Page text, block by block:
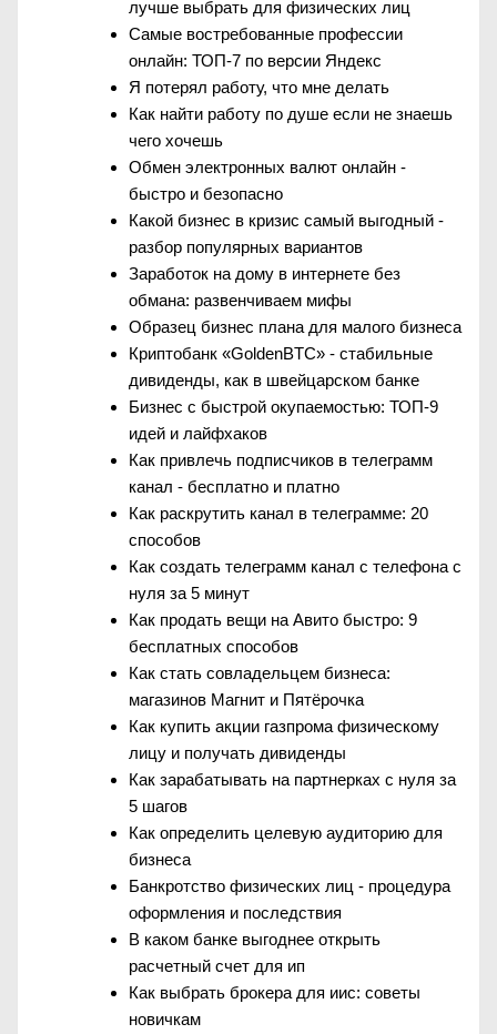
лучше выбрать для физических лиц
Самые востребованные профессии
онлайн: ТОП-7 по версии Яндекс
Я потерял работу, что мне делать
Как найти работу по душе если не знаешь
чего хочешь
Обмен электронных валют онлайн -
быстро и безопасно
Какой бизнес в кризис самый выгодный -
разбор популярных вариантов
Заработок на дому в интернете без
обмана: развенчиваем мифы
Образец бизнес плана для малого бизнеса
Криптобанк «GoldenBTC» - стабильные
дивиденды, как в швейцарском банке
Бизнес с быстрой окупаемостью: ТОП-9
идей и лайфхаков
Как привлечь подписчиков в телеграмм
канал - бесплатно и платно
Как раскрутить канал в телеграмме: 20
способов
Как создать телеграмм канал с телефона с
нуля за 5 минут
Как продать вещи на Авито быстро: 9
бесплатных способов
Как стать совладельцем бизнеса:
магазинов Магнит и Пятёрочка
Как купить акции газпрома физическому
лицу и получать дивиденды
Как зарабатывать на партнерках с нуля за
5 шагов
Как определить целевую аудиторию для
бизнеса
Банкротство физических лиц - процедура
оформления и последствия
В каком банке выгоднее открыть
расчетный счет для ип
Как выбрать брокера для иис: советы
новичкам